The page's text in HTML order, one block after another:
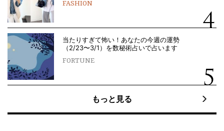
FASHION
当たりすぎて怖い！あなたの今週の運勢
（2/23〜3/1）を数秘術占いで占います
FORTUNE
もっと見る